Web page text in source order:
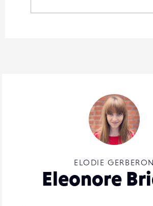
ELODIE GERBERON
Eleonore